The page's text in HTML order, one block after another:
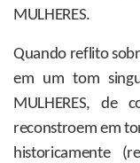
MULHERES.
Quando reflito
em um tom
MULHERES, de
reconstroem em
historicamente